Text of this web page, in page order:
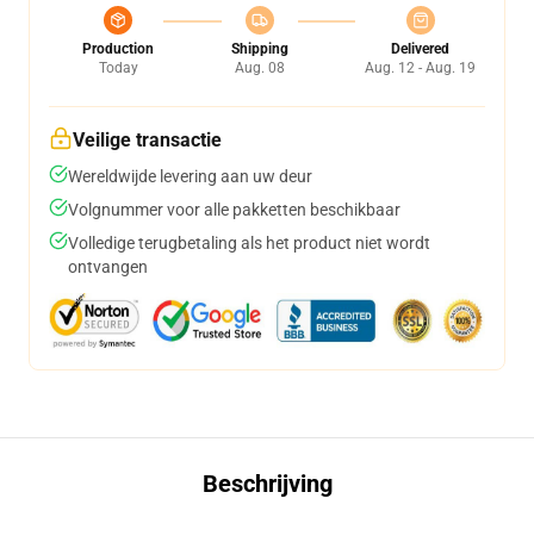
Production
Today
Shipping
Aug. 08
Delivered
Aug. 12 - Aug. 19
Veilige transactie
Wereldwijde levering aan uw deur
Volgnummer voor alle pakketten beschikbaar
Volledige terugbetaling als het product niet wordt
ontvangen
Beschrijving